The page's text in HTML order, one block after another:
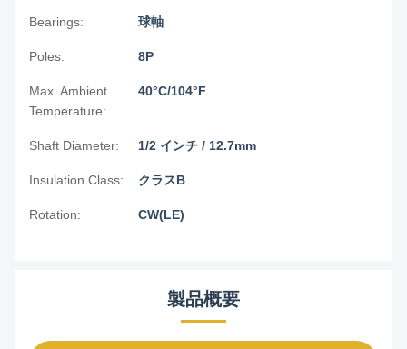
Bearings: 球軸
Poles: 8P
Max. Ambient
Temperature:
40°C/104°F
Shaft Diameter: 1/2 インチ / 12.7mm
Insulation Class: クラスB
Rotation: CW(LE)
製品概要